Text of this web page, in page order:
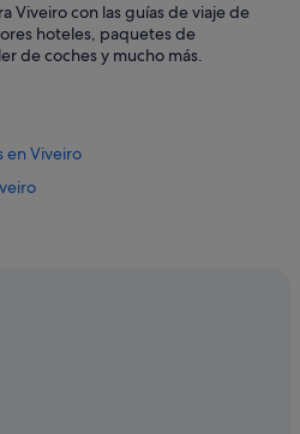
la fragata Magdalena
en Viveiro
Viveiro con las guías de viaje de
hoteles, paquetes de
de coches y mucho más.
en Viveiro